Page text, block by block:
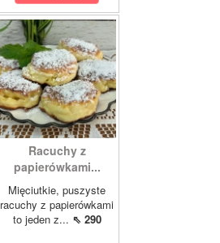
Racuchy z
papierówkami...
Mięciutkie, puszyste
racuchy z papierówkami
to jeden z... ⇖ 290